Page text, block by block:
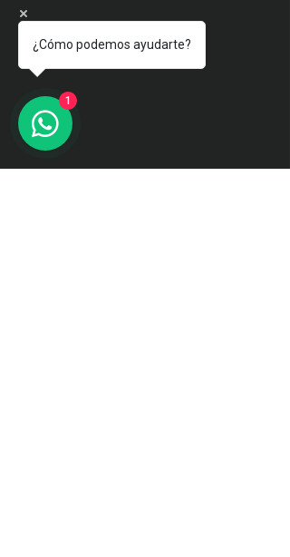
¿Cómo podemos ayudarte?
1